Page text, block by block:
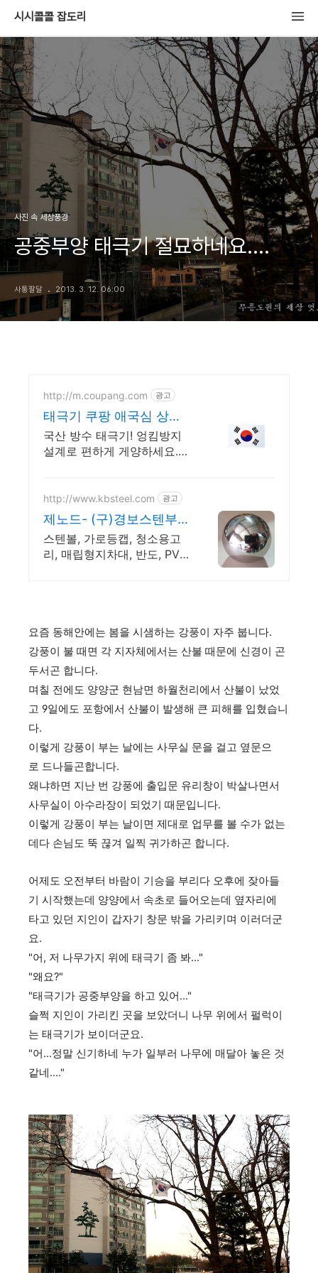
시시콜콜 잡도리
사진 속 세상풍경
공중부양 태극기 절묘하네요....
사통팔달 2013. 3. 12. 06:00
http://m.coupang.com 광고
태극기 쿠팡 애국심 상징
깃발
국산 방수 태극기! 엉킴방지
설계로 편하게 게양하세요.
손빨래로 오래 사용!
http://www.kbsteel.com 광고
제노드- (구)경보스텐부
속 스텐 레이저가공 절곡
스텐볼, 가로등캡, 청소용고
리, 매립형지차대, 반도, PVC
요즘 동해안에는 봄을 시샘하는 강풍이 자주 붑니다.
강풍이 불 때면 각 지자체에서는 산불 때문에 신경이 곤
두서곤 합니다.
며칠 전에도 양양군 현남면 하월천리에서 산불이 났었
고 9일에도 포항에서 산불이 발생해 큰 피해를 입혔습니
다.
이렇게 강풍이 부는 날에는 사무실 문을 걸고 옆문으
로 드나들곤합니다.
왜냐하면 지난 번 강풍에 출입문 유리창이 박살나면서
사무실이 아수라장이 되었기 때문입니다.
이렇게 강풍이 부는 날이면 제대로 업무를 볼 수가 없는
데다 손님도 뚝 끊겨 일찍 귀가하곤 합니다.
어제도 오전부터 바람이 기승을 부리다 오후에 잦아들
기 시작했는데 양양에서 속초로 들어오는데 옆자리에
타고 있던 지인이 갑자기 창문 밖을 가리키며 이러더군
요.
"어, 저 나무가지 위에 태극기 좀 봐..."
"왜요?"
"태극기가 공중부양을 하고 있어..."
슬쩍 지인이 가리킨 곳을 보았더니 나무 위에서 펄럭이
는 태극기가 보이더군요.
"어...정말 신기하네 누가 일부러 나무에 매달아 놓은 것
같네...."